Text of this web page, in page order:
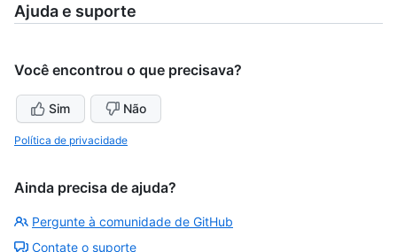
Ajuda e suporte
Você encontrou o que precisava?
Sim Não
Política de privacidade
Ainda precisa de ajuda?
Pergunte à comunidade de GitHub
Contate o suporte